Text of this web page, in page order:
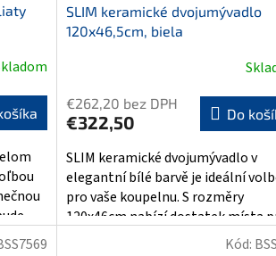
SLIM keramické dvojumývadlo
120x46,5cm, biela
€262,20 bez DPH
€322,50 Do
SLIM keramické dvojumývadlo v
elegantní bílé barvě je ideální
pro vaše koupelnu. S rozměry
120x46cm nabízí dostatek místa
Kód: